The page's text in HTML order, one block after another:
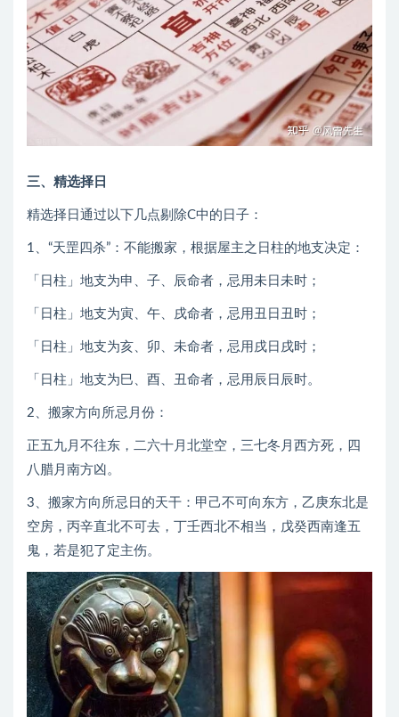
三、精选择日
精选择日通过以下几点剔除C中的日子：
1、“天罡四杀”：不能搬家，根据屋主之日柱的地支决定：
「日柱」地支为申、子、辰命者，忌用未日未时；
「日柱」地支为寅、午、戌命者，忌用丑日丑时；
「日柱」地支为亥、卯、未命者，忌用戌日戌时；
「日柱」地支为巳、酉、丑命者，忌用辰日辰时。
2、搬家方向所忌月份：
正五九月不往东，二六十月北堂空，三七冬月西方死，四
八腊月南方凶。
3、搬家方向所忌日的天干：甲己不可向东方，乙庚东北是
空房，丙辛直北不可去，丁壬西北不相当，戊癸西南逢五
鬼，若是犯了定主伤。